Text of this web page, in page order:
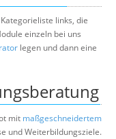
links, die
einzeln bei uns
legen und dann eine
mit maßgeschneidertem
und Weiterbildungsziele.